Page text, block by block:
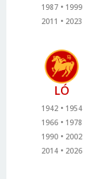
1987
1999
2011
2023
LÓ
1942
1954
1966
1978
1990
2002
2014
2026